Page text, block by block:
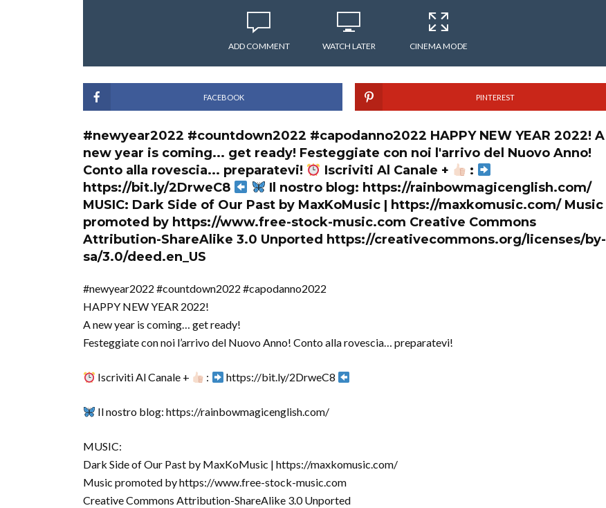
ADD COMMENT WATCH LATER CINEMA MODE
FACEBOOK PINTEREST
#newyear2022 #countdown2022 #capodanno2022 HAPPY NEW YEAR 2022! A
new year is coming... get ready! Festeggiate con noi l'arrivo del Nuovo Anno!
Conto alla rovescia... preparatevi!
Iscriviti Al Canale +
:
https://bit.ly/2DrweC8
Il nostro blog: https://rainbowmagicenglish.com/
MUSIC: Dark Side of Our Past by MaxKoMusic | https://maxkomusic.com/ Music
promoted by https://www.free-stock-music.com Creative Commons
Attribution-ShareAlike 3.0 Unported https://creativecommons.org/licenses/by-
sa/3.0/deed.en_US
#newyear2022 #countdown2022 #capodanno2022
HAPPY NEW YEAR 2022!
A new year is coming… get ready!
Festeggiate con noi l’arrivo del Nuovo Anno! Conto alla rovescia… preparatevi!
Iscriviti Al Canale + : https://bit.ly/2DrweC8
Il nostro blog: https://rainbowmagicenglish.com/
MUSIC:
Dark Side of Our Past by MaxKoMusic | https://maxkomusic.com/
Music promoted by https://www.free-stock-music.com
Creative Commons Attribution-ShareAlike 3.0 Unported